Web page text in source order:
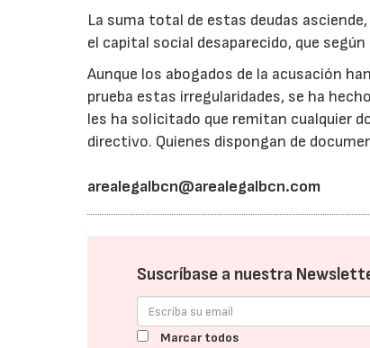
La suma total de estas deudas
el capital social desaparecido, que
Aunque los abogados de la acusación
prueba estas irregularidades, se ha
les ha solicitado que remitan cualquier
directivo. Quienes dispongan de
arealegalbcn@arealegalbcn.com
Suscríbase a nuestra
Marcar todos